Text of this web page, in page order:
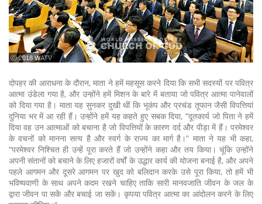
ⓒ 2018 WATV
दोपहर की आराधना के दौरान, माता ने हमें महसूस करने दिया कि सभी सदस्यों पर पवित्र
आत्मा उंडेला गया है, और उन्होंने हमें मिशन के बारे में बताया जो पवित्र आत्मा पानेवालों
को दिया गया है। माता यह सुनकर दुखी थीं कि भूकंप और प्रचंड तूफान जैसी विपत्तियां
दुनिया भर में आ रही हैं। उन्होंने हमें यह कहते हुए सबक दिया, “दूतकार्य जो पिता ने हमें
दिया वह उन आत्माओं को बचाना है जो विपत्तियों के कारण दर्द और पीड़ा में हैं। परमेश्वर
के वचनों को मानना सत्य है और स्वर्ग के राज्य का मार्ग है।” माता ने यह भी कहा,
“परमेश्वर निश्चित ही उन्हें पूरा करते हैं जो उन्होंने कहा और तय किया। चूंकि उन्होंने
अपनी संतानों को बचाने के लिए हजारों वर्षों के उद्धार कार्य की योजना बनाई है, और अपने
पहले आगमन और दूसरे आगमन पर खुद को बलिदान करके उसे पूरा किया, तो हमें भी
भविष्यवाणी के साथ अपने कदम रखने चाहिए ताकि सारी मानवजाति जीवन के जल के
द्वारा जीवन पा सकें और बचाई जा सकें। कृपया पवित्र आत्मा का आंदोलन करने के लिए